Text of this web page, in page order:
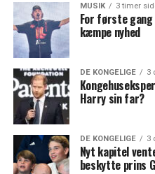
MUSIK 3 timer
For første gang
kæmpe nyhed
DE KONGELIGE 3
Harry sin far?
DE KONGELIGE 3
Nyt kapitel
beskytte prins